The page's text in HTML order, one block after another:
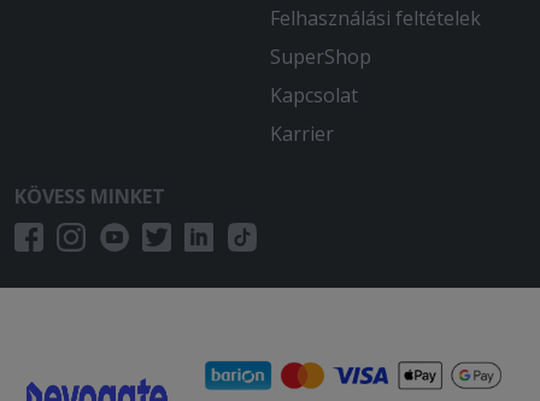
Felhasználási feltételek
SuperShop
Kapcsolat
Karrier
KÖVESS MINKET